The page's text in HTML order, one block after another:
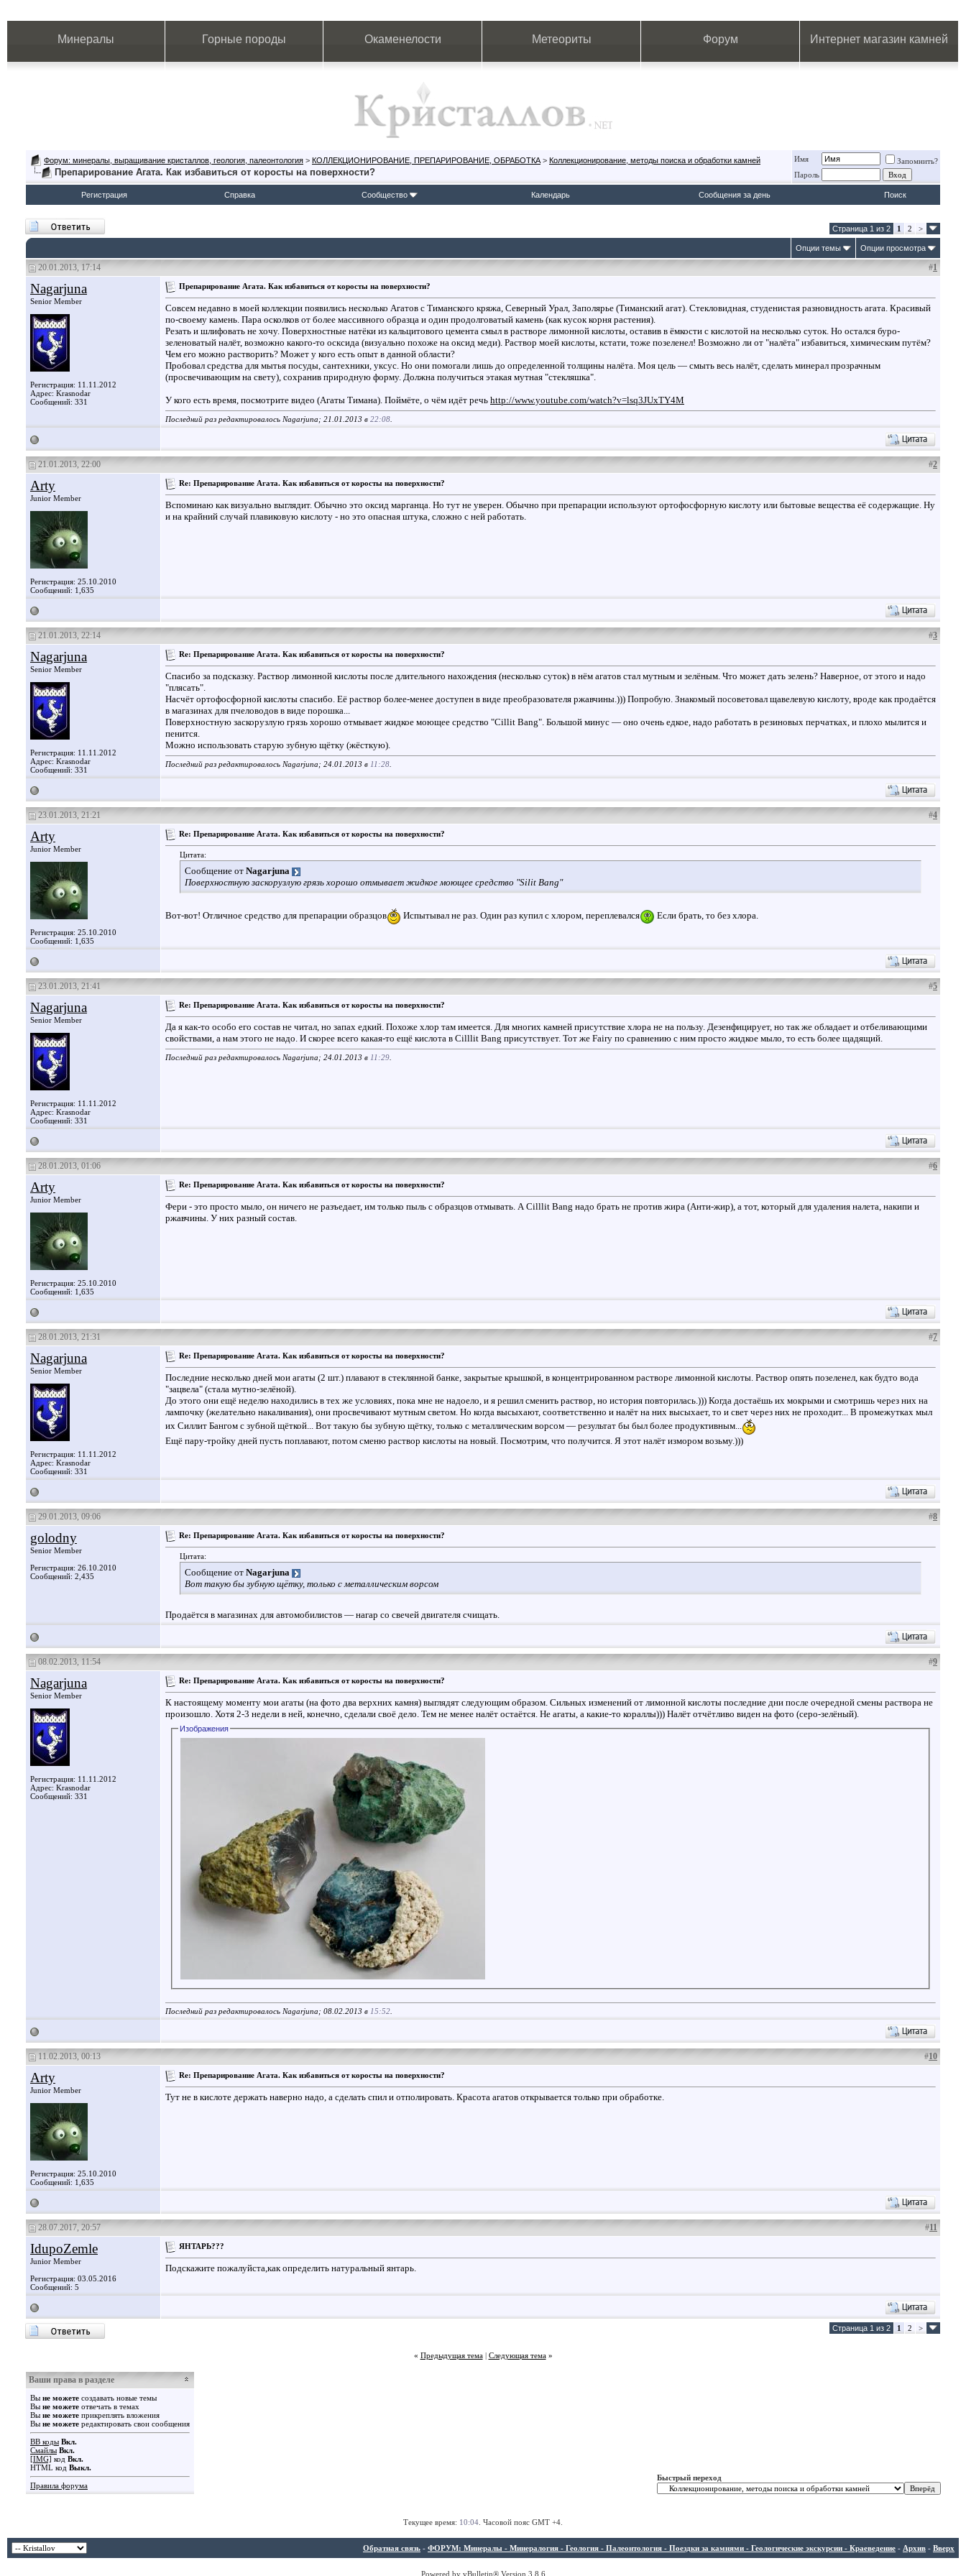
Минералы Горные породы Окаменелости Метеориты Форум Интернет магазин камней
Форум: минералы, выращивание кристаллов, геология, палеонтология > КОЛЛЕКЦИОНИРОВАНИЕ, ПРЕПАРИРОВАНИЕ, ОБРАБОТКА > Коллекционирование, методы поиска и обработки камней
Препарирование Агата. Как избавиться от коросты на поверхности?
Имя
Запомнить?
Пароль
Регистрация Справка Сообщество Календарь Сообщения за день Поиск
Страница 1 из 2 1 2 >
Опции темы Опции просмотра
20.01.2013, 17:14 #1
Nagarjuna
Senior Member
Регистрация: 11.11.2012
Адрес: Krasnodar
Сообщений: 331
Препарирование Агата. Как избавиться от коросты на поверхности?
Совсем недавно в моей коллекции появились несколько Агатов с Тиманского кряжа, Северный Урал, Заполярье (Тиманский агат). Стекловидная, студенистая разновидность агата. Красивый
по-своему камень. Пара осколков от более массивного образца и один продолговатый камень (как кусок корня растения).
Резать и шлифовать не хочу. Поверхностные натёки из кальцитового цемента смыл в растворе лимонной кислоты, оставив в ёмкости с кислотой на несколько суток. Но остался буро-
зеленоватый налёт, возможно какого-то осксида (визуально похоже на оксид меди). Раствор моей кислоты, кстати, тоже позеленел! Возможно ли от "налёта" избавиться, химическим путём?
Чем его можно растворить? Может у кого есть опыт в данной области?
Пробовал средства для мытья посуды, сантехники, уксус. Но они помогали лишь до определенной толщины налёта. Моя цель — смыть весь налёт, сделать минерал прозрачным
(просвечивающим на свету), сохранив природную форму. Должна получиться этакая мутная "стекляшка".
У кого есть время, посмотрите видео (Агаты Тимана). Поймёте, о чём идёт речь http://www.youtube.com/watch?v=lsq3JUxTY4M
Последний раз редактировалось Nagarjuna; 21.01.2013 в 22:08
21.01.2013, 22:00 #2
Arty
Junior Member
Регистрация: 25.10.2010
Сообщений: 1,635
Re: Препарирование Агата. Как избавиться от коросты на поверхности?
Вспоминаю как визуально выглядит. Обычно это оксид марганца. Но тут не уверен. Обычно при препарации используют ортофосфорную кислоту или бытовые вещества её содержащие. Ну
и на крайний случай плавиковую кислоту - но это опасная штука, сложно с ней работать.
21.01.2013, 22:14 #3
Nagarjuna
Senior Member
Регистрация: 11.11.2012
Адрес: Krasnodar
Сообщений: 331
Re: Препарирование Агата. Как избавиться от коросты на поверхности?
Спасибо за подсказку. Раствор лимонной кислоты после длительного нахождения (несколько суток) в нём агатов стал мутным и зелёным. Что может дать зелень? Наверное, от этого и надо
"плясать".
Насчёт ортофосфорной кислоты спасибо. Её раствор более-менее доступен в виде преобразователя ржавчины.))) Попробую. Знакомый посоветовал щавелевую кислоту, вроде как продаётся
в магазинах для пчеловодов в виде порошка...
Поверхностную заскорузлую грязь хорошо отмывает жидкое моющее средство "Cillit Bang". Большой минус — оно очень едкое, надо работать в резиновых перчатках, и плохо мылится и
пенится.
Можно использовать старую зубную щётку (жёсткую).
Последний раз редактировалось Nagarjuna; 24.01.2013 в 11:28
23.01.2013, 21:21 #4
Arty
Junior Member
Регистрация: 25.10.2010
Сообщений: 1,635
Re: Препарирование Агата. Как избавиться от коросты на поверхности?
Цитата:
Сообщение от Nagarjuna
Поверхностную заскорузлую грязь хорошо отмывает жидкое моющее средство "Silit Bang"
Вот-вот! Отличное средство для препарации образцов Испытывал не раз. Один раз купил с хлором, переплевался Если брать, то без хлора.
23.01.2013, 21:41 #5
Nagarjuna
Senior Member
Регистрация: 11.11.2012
Адрес: Krasnodar
Сообщений: 331
Re: Препарирование Агата. Как избавиться от коросты на поверхности?
Да я как-то особо его состав не читал, но запах едкий. Похоже хлор там имеется. Для многих камней присутствие хлора не на пользу. Дезенфицирует, но так же обладает и отбеливающими
свойствами, а нам этого не надо. И скорее всего какая-то ещё кислота в Cilllit Bang присутствует. Тот же Fairy по сравнению с ним просто жидкое мыло, то есть более щадящий.
Последний раз редактировалось Nagarjuna; 24.01.2013 в 11:29
28.01.2013, 01:06 #6
Arty
Junior Member
Регистрация: 25.10.2010
Сообщений: 1,635
Re: Препарирование Агата. Как избавиться от коросты на поверхности?
Фери - это просто мыло, он ничего не разъедает, им только пыль с образцов отмывать. А Cilllit Bang надо брать не против жира (Анти-жир), а тот, который для удаления налета, накипи и
ржавчины. У них разный состав.
28.01.2013, 21:31 #7
Nagarjuna
Senior Member
Регистрация: 11.11.2012
Адрес: Krasnodar
Сообщений: 331
Re: Препарирование Агата. Как избавиться от коросты на поверхности?
Последние несколько дней мои агаты (2 шт.) плавают в стеклянной банке, закрытые крышкой, в концентрированном растворе лимонной кислоты. Раствор опять позеленел, как будто вода
"зацвела" (стала мутно-зелёной).
До этого они ещё неделю находились в тех же условиях, пока мне не надоело, и я решил сменить раствор, но история повторилась.))) Когда достаёшь их мокрыми и смотришь через них на
лампочку (желательно накаливания), они просвечивают мутным светом. Но когда высыхают, соответственно и налёт на них высыхает, то и свет через них не проходит... В промежутках мыл
их Силлит Бангом с зубной щёткой... Вот такую бы зубную щётку, только с металлическим ворсом — результат бы был более продуктивным...
Ещё пару-тройку дней пусть поплавают, потом сменю раствор кислоты на новый. Посмотрим, что получится. Я этот налёт измором возьму.)))
29.01.2013, 09:06 #8
golodny
Senior Member
Регистрация: 26.10.2010
Сообщений: 2,435
Re: Препарирование Агата. Как избавиться от коросты на поверхности?
Цитата:
Сообщение от Nagarjuna
Вот такую бы зубную щётку, только с металлическим ворсом
Продаётся в магазинах для автомобилистов — нагар со свечей двигателя счищать.
08.02.2013, 11:54 #9
Nagarjuna
Senior Member
Регистрация: 11.11.2012
Адрес: Krasnodar
Сообщений: 331
Re: Препарирование Агата. Как избавиться от коросты на поверхности?
К настоящему моменту мои агаты (на фото два верхних камня) выглядят следующим образом. Сильных изменений от лимонной кислоты последние дни после очередной смены раствора не
произошло. Хотя 2-3 недели в ней, конечно, сделали своё дело. Тем не менее налёт остаётся. Не агаты, а какие-то кораллы))) Налёт отчётливо виден на фото (серо-зелёный).
Изображения
Последний раз редактировалось Nagarjuna; 08.02.2013 в 15:52
11.02.2013, 00:13 #10
Arty
Junior Member
Регистрация: 25.10.2010
Сообщений: 1,635
Re: Препарирование Агата. Как избавиться от коросты на поверхности?
Тут не в кислоте держать наверно надо, а сделать спил и отполировать. Красота агатов открывается только при обработке.
28.07.2017, 20:57 #11
IdupoZemle
Junior Member
Регистрация: 03.05.2016
Сообщений: 5
ЯНТАРЬ???
Подскажите пожалуйста,как определить натуральный янтарь.
Страница 1 из 2 1 2 >
« Предыдущая тема| Следующая тема »
Ваши права в разделе
Вы не можете создавать новые темы
Вы не можете отвечать в темах
Вы не можете прикреплять вложения
Вы не можете редактировать свои сообщения
BB коды Вкл.
Смайлы Вкл.
[IMG] код Вкл.
HTML код Выкл.
Правила форума
Быстрый переход
Текущее время: 10:04 . Часовой пояс GMT +4.
Обратная связь - ФОРУМ: Минералы - Минералогия - Геология - Палеонтология - Поездки за камнями - Геологические экскурсии - Краеведение - Архив - Вверх
Powered by vBulletin® Version 3.8.6